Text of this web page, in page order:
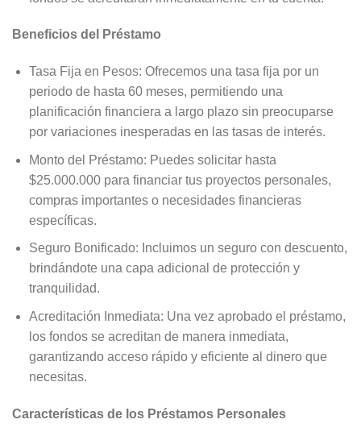
Beneficios del Préstamo
Tasa Fija en Pesos: Ofrecemos una tasa fija por un
periodo de hasta 60 meses, permitiendo una
planificación financiera a largo plazo sin preocuparse
por variaciones inesperadas en las tasas de interés.
Monto del Préstamo: Puedes solicitar hasta
$25.000.000 para financiar tus proyectos personales,
compras importantes o necesidades financieras
específicas.
Seguro Bonificado: Incluimos un seguro con descuento,
brindándote una capa adicional de protección y
tranquilidad.
Acreditación Inmediata: Una vez aprobado el préstamo,
los fondos se acreditan de manera inmediata,
garantizando acceso rápido y eficiente al dinero que
necesitas.
Características de los Préstamos Personales